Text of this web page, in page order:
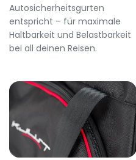
Autosicherheitsgurten
entspricht – für maximale
Haltbarkeit und Belastbarkeit
bei all deinen Reisen.